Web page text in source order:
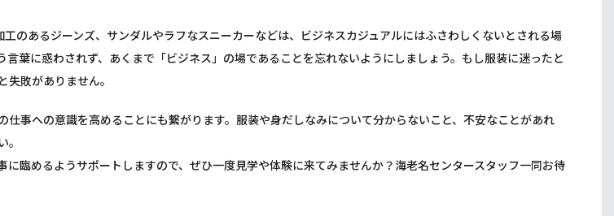
のあるジーンズ、サンダルやラフなスニーカーなどは、ビジネスカジュアルにはふさわしくないとされる場
葉に惑わされず、あくまで「ビジネス」の場であることを忘れないようにしましょう。もし服装に迷ったと
敗がありません。
仕事への意識を高めることにも繋がります。服装や身だしなみについて分からないこと、不安なことがあれ
に臨めるようサポートしますので、ぜひ一度見学や体験に来てみませんか？海老名センタースタッフ一同お待